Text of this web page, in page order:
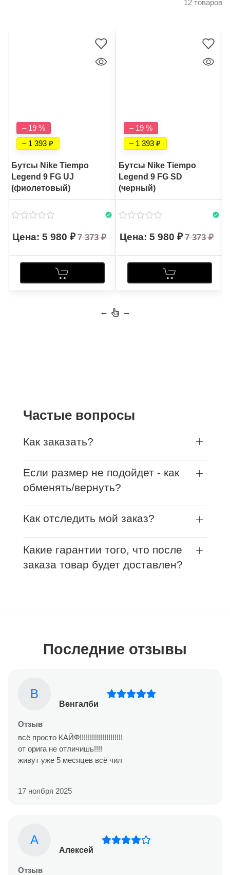
12 товаров
– 19 %
– 1 393
Бутсы Nike Tiempo
Legend 9 FG UJ
(фиолетовый)
5 980 7 373
– 19 %
– 1 393
Бутсы Nike Tiempo
Legend 9 FG SD
(черный)
5 980 7 373
← →
Частые вопросы
Как заказать?
Если размер не подойдет - как
обменять/вернуть?
Как отследить мой заказ?
Какие гарантии того, что после
заказа товар будет доставлен?
Последние отзывы
В
Венгалби
Отзыв
всё просто КАЙФ!!!!!!!!!!!!!!!!!!!!!
от орига не отличишь!!!!
живут уже 5 месяцев всё чил
17 ноября 2025
А
Алексей
Отзыв